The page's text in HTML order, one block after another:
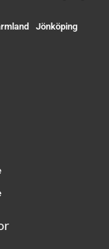
Jönköping